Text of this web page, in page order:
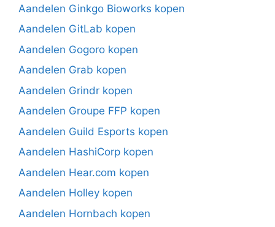
Aandelen Ginkgo Bioworks kopen
Aandelen GitLab kopen
Aandelen Gogoro kopen
Aandelen Grab kopen
Aandelen Grindr kopen
Aandelen Groupe FFP kopen
Aandelen Guild Esports kopen
Aandelen HashiCorp kopen
Aandelen Hear.com kopen
Aandelen Holley kopen
Aandelen Hornbach kopen